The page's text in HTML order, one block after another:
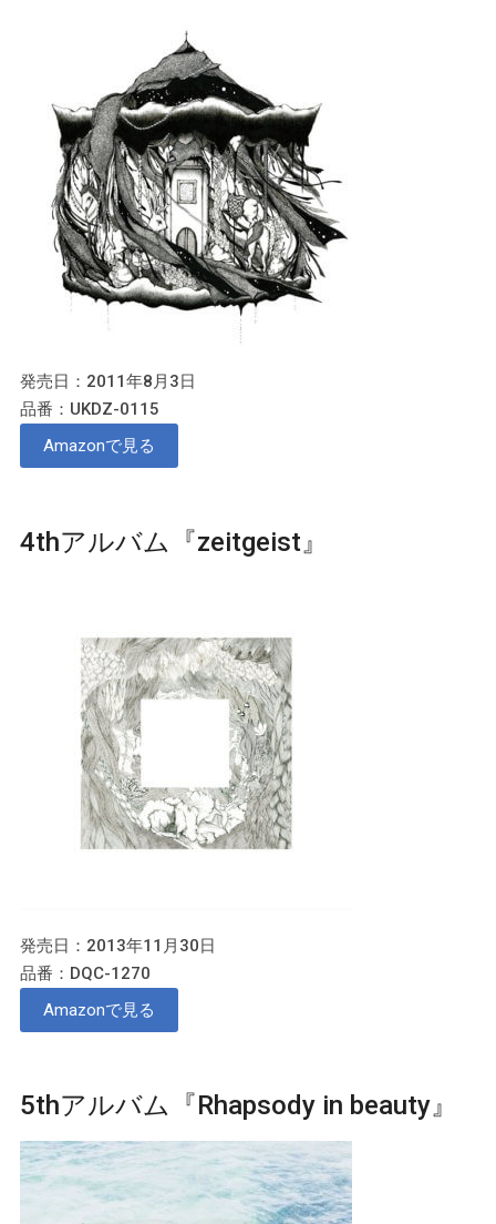
発売日：2011年8月3日
品番：UKDZ-0115
Amazonで見る
4thアルバム『zeitgeist』
発売日：2013年11月30日
品番：DQC-1270
Amazonで見る
5thアルバム『Rhapsody in beauty』